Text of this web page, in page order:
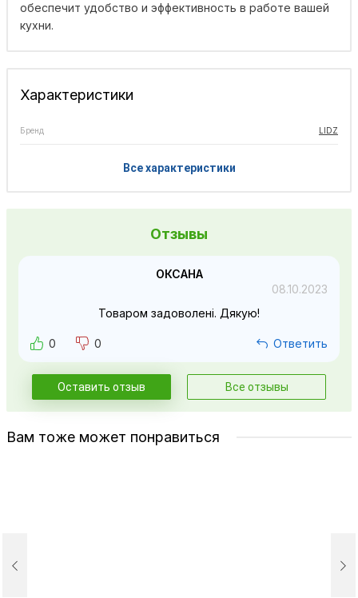
обеспечит удобство и эффективность в работе вашей
кухни.
Характеристики
Бренд LIDZ
Все характеристики
Отзывы
ОКСАНА
08.10.2023
Товаром задоволені. Дякую!
0 0 Ответить
Оставить отзыв Все отзывы
Вам тоже может понравиться